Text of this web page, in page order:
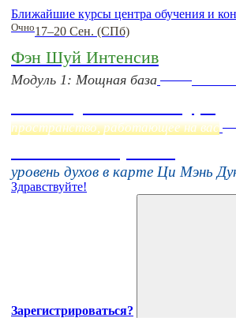
Ближайшие курсы центра обучения и
Очно17–20 Сен. (СПб)
Фэн Шуй Интенсив
Модуль 1: Мощная база
пространство, работающее на вас
уровень духов в карте Ци Мэнь
Здравствуйте!
Зарегистрироваться?